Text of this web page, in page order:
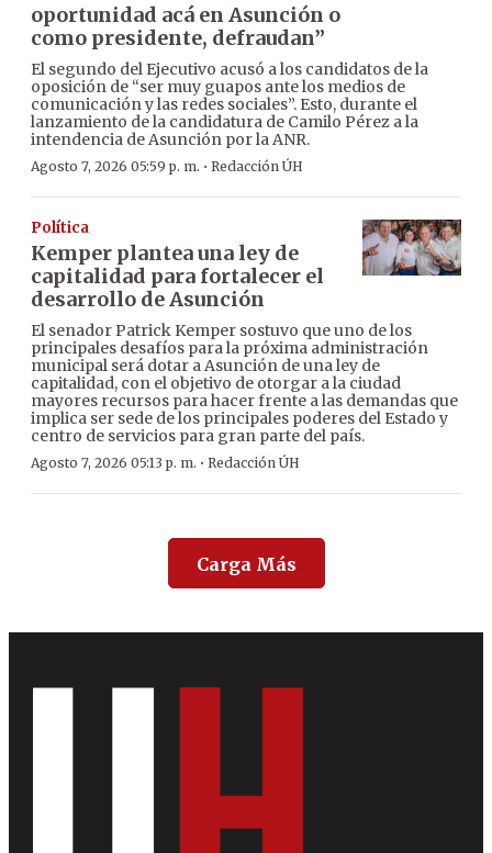
oportunidad acá en Asunción o
como presidente, defraudan”
El segundo del Ejecutivo acusó a los candidatos de la
oposición de “ser muy guapos ante los medios de
comunicación y las redes sociales”. Esto, durante el
lanzamiento de la candidatura de Camilo Pérez a la
intendencia de Asunción por la ANR.
Agosto 7, 2026 05:59 p. m. · Redacción ÚH
Política
Kemper plantea una ley de
capitalidad para fortalecer el
desarrollo de Asunción
El senador Patrick Kemper sostuvo que uno de los
principales desafíos para la próxima administración
municipal será dotar a Asunción de una ley de
capitalidad, con el objetivo de otorgar a la ciudad
mayores recursos para hacer frente a las demandas que
implica ser sede de los principales poderes del Estado y
centro de servicios para gran parte del país.
Agosto 7, 2026 05:13 p. m. · Redacción ÚH
Carga Más